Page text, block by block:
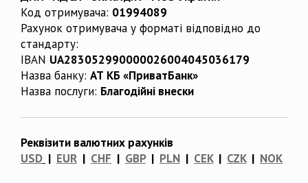
Код отримувача: 01994089
Рахунок отримувача у форматі відповідно до
стандарту:
IBAN UA283052990000026004045036179
Назва банку: АТ КБ «ПриватБанк»
Назва послуги: Благодійні внески
Реквізити валютних рахунків
USD | EUR | CHF | GBP| PLN | CEK| CZK| NOK